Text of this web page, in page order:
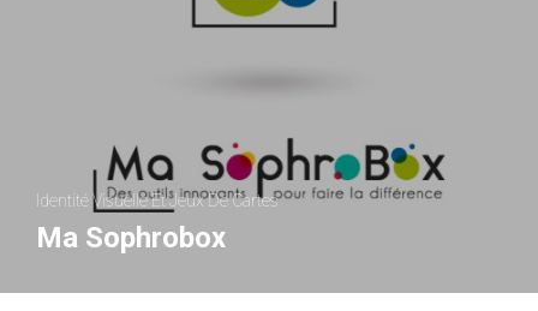
Identité Visuelle Et Jeux De Cartes
Ma Sophrobox